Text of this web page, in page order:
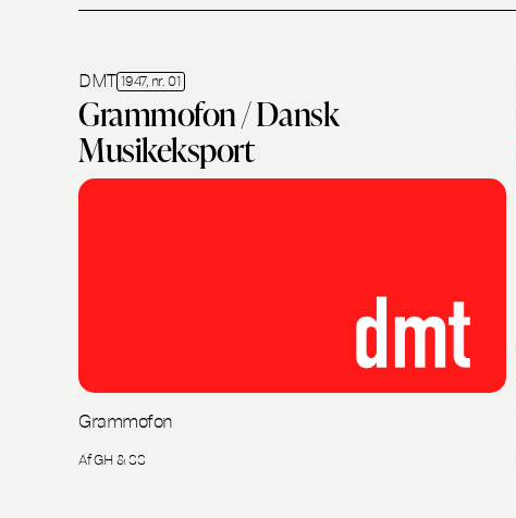
DMT 1947, nr. 01
Grammofon / Dansk
Musikeksport
Grammofon
Af GH & SS